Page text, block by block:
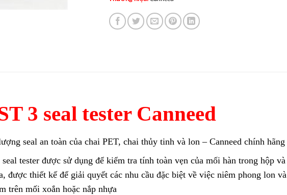
3 seal tester Canneed
seal an toàn của chai PET, chai thủy tinh và lon – Canneed chính hãng
seal tester được sử dụng để kiểm tra tính toàn vẹn của mối hàn trong hộp và
được thiết kế để giải quyết các nhu cầu đặc biệt về việc niêm phong lon và
trên mối xoắn hoặc nắp nhựa